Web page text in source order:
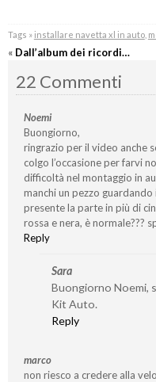
Tags » installare navetta xl in auto,
« Dall’album dei ricordi…
22 Commenti
Noemi
Buongiorno,
ringrazio per il video anche
colgo l’occasione per farvi
difficoltà nel montaggio in
manchi un pezzo
presente la parte in più di
rossa e nera, è normale???
Reply
Sara
Buongiorno Noemi,
Kit Auto.
Reply
marco
non riesco a credere alla